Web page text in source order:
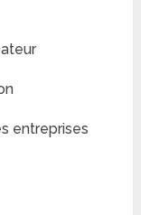
entreprises